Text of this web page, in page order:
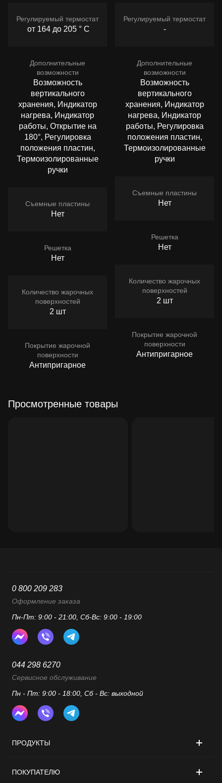
Регулируемый термостат
от 164 до 205 ° C
Дополнительные
возможности
Возможность
вертикального
хранения, Индикатор
нагрева, Индикатор
работы, Открытие на
180°, Регулировка
положения пластин,
Термоизолированные
ручки
Съемные пластины
Нет
Решетка
Нет
Количество жарочных
поверхностей
2 шт
Покрытие жарочной
поверхности
Антипригарное
Регулируемый термостат
-
Дополнительные
возможности
Возможность
вертикального
хранения, Индикатор
нагрева, Индикатор
работы, Регулировка
положения пластин,
Термоизолированные
ручки
Съемные пластины
Нет
Решетка
Нет
Количество жарочных
поверхностей
2 шт
Покрытие жарочной
поверхности
Антипригарное
Просмотренные товары
ПРОДУКТЫ
ПОКУПАТЕЛЮ
0 800 209 283
Оформление заказа
Пн-Пт: 9:00 - 21:00, Сб-Вс: 9:00 - 19:00
044 298 6270
Сервисное обслуживание
Пн - Пт: 9:00 - 18:00, Сб - Вс: выходной